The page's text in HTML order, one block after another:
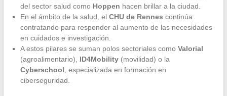
del sector salud como Hoppen hacen brillar a la ciudad.
En el ámbito de la salud, el CHU de Rennes continúa
contratando para responder al aumento de las necesidades
en cuidados e investigación.
A estos pilares se suman polos sectoriales como Valorial
(agroalimentario), ID4Mobility(movilidad) o la
Cyberschool , especializada en formación en
ciberseguridad.